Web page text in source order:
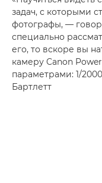
задач, с которыми
фотографы, —
специально
его, то вскоре вы
камеру Canon
параметрами: 1/
Бартлетт